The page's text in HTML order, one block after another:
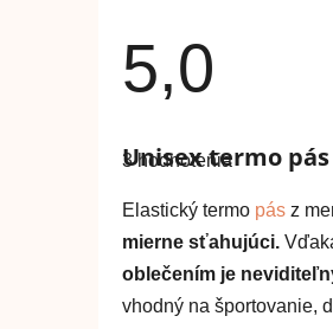
5,0
hodnotenie
produktu
5,0
z
5
3 hodnotenia
Unisex termo pás
Elastický termo pás z
mierne sťahujúci.
oblečením je
vhodný na športovanie,